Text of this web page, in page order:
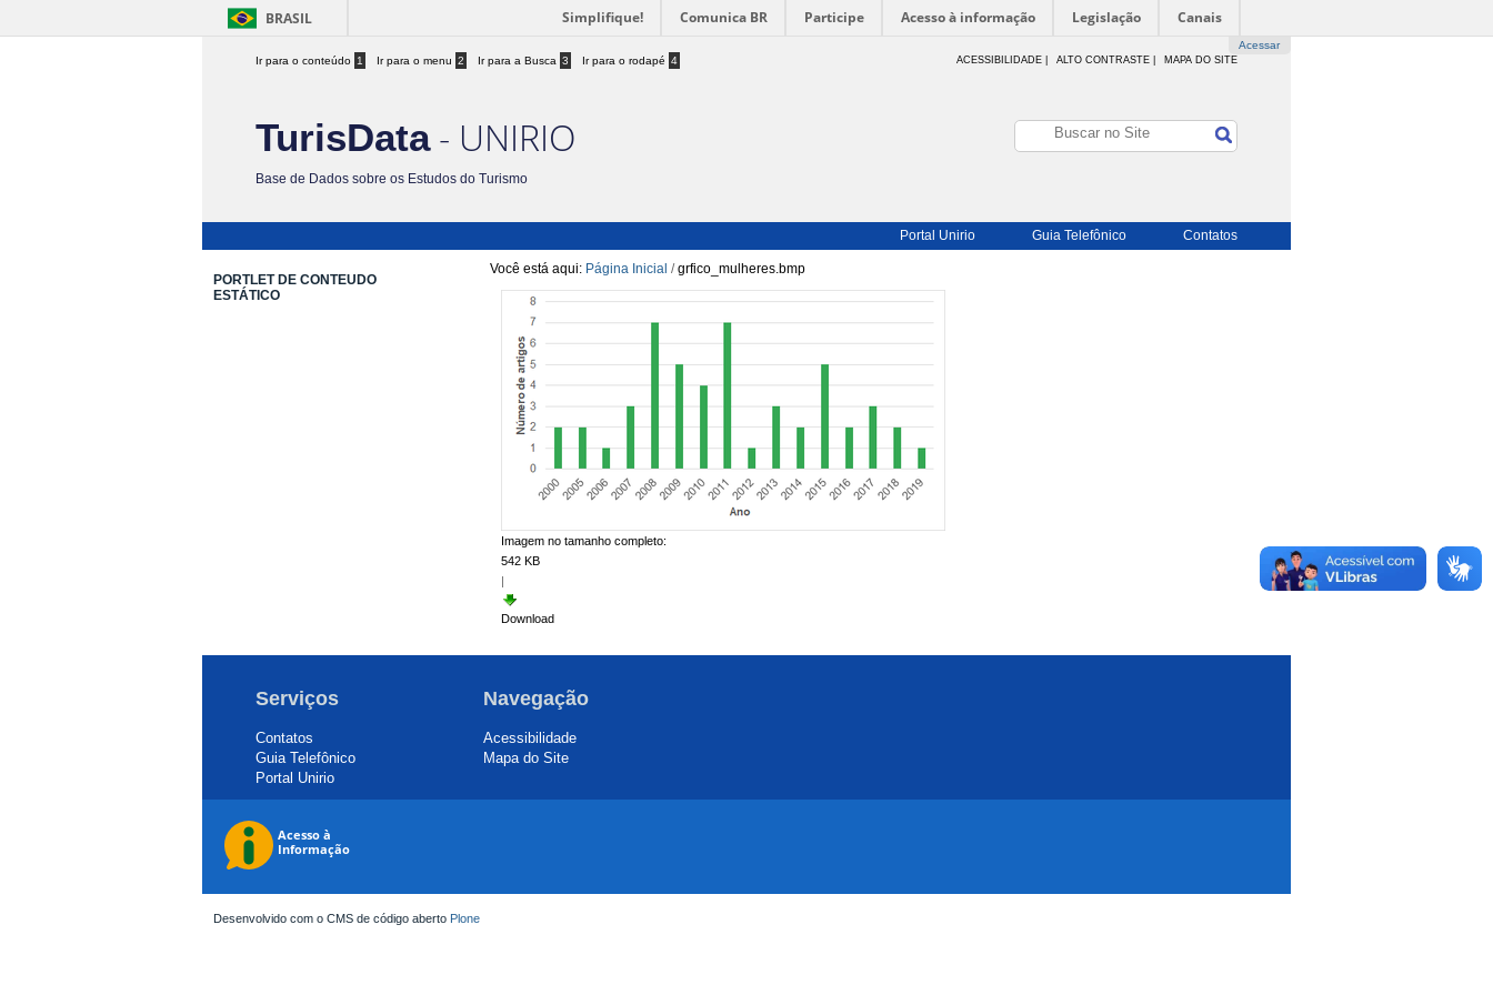
BRASIL Simplifique! Comunica BR Participe Acesso à informação Legislação Canais
Acessar
Ir para o conteúdo 1 Ir para o menu 2 Ir para a Busca 3 Ir para o rodapé 4 ACESSIBILIDADE ALTO CONTRASTE | MAPA DO SITE
TurisData- UNIRIO
Base de Dados sobre os Estudos do Turismo
Portal Unirio Guia Telefônico Contatos
Você está aqui: Página Inicial /grfico_mulheres.bmp
Imagem no tamanho completo:
542 KB
|
Download
PORTLET DE CONTEUDO
ESTÁTICO
Serviços
Contatos
Guia Telefônico
Portal Unirio
Navegação
Acessibilidade
Mapa do Site
Desenvolvido com o CMS de código aberto Plone